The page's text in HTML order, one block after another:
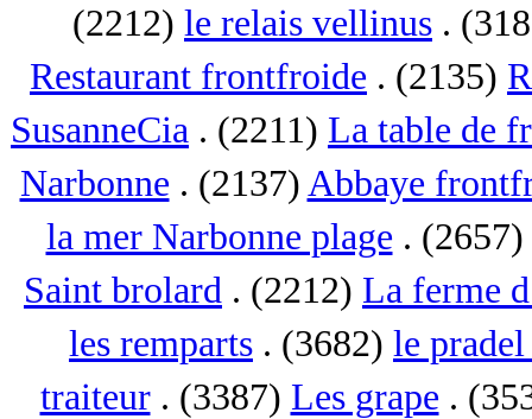
(2212) le relais vellinus .
Restaurant frontfroide . (2135)
SusanneCia . (2211) La table de
Narbonne . (2137) Abbaye
la mer Narbonne plage . (2657)
Saint brolard . (2212) La ferme
les remparts . (3682) le
traiteur. (3387) Les grape .